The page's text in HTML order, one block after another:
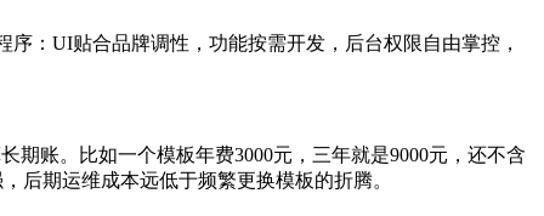
：UI贴合品牌调性，功能按需开发，后台权限自由掌控，
账。比如一个模板年费3000元，三年就是9000元，还不含
后期运维成本远低于频繁更换模板的折腾。